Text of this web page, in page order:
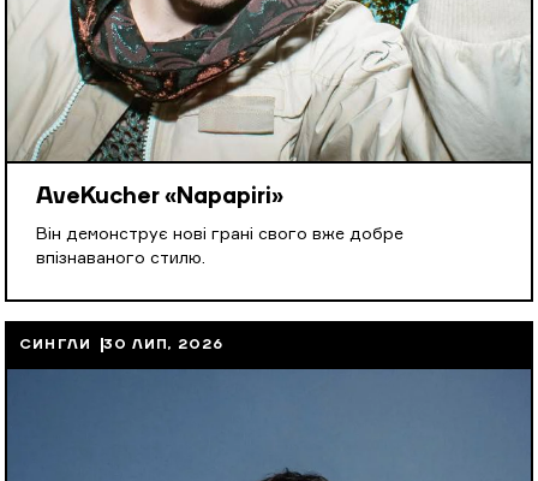
AveKucher «Napapiri»
Він демонструє нові грані свого вже добре
впізнаваного стилю.
СИНГЛИ 30 ЛИП, 2026